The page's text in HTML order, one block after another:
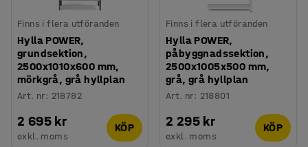
Finns i flera utföranden
Hylla POWER,
grundsektion,
2500x1010x600 mm,
mörkgrå, grå hyllplan
Art. nr: 218782
2 695 kr
exkl. moms
KÖP
Finns i flera utföranden
Hylla POWER,
påbyggnadssektion,
2500x1005x500 mm,
grå, grå hyllplan
Art. nr: 218801
2 295 kr
exkl. moms
KÖP